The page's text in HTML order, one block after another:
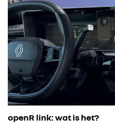
openR link: wat is het?